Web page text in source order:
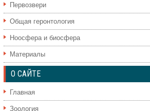
Первозвери
Общая геронтология
Ноосфера и биосфера
Материалы
О САЙТЕ
Главная
Зоология